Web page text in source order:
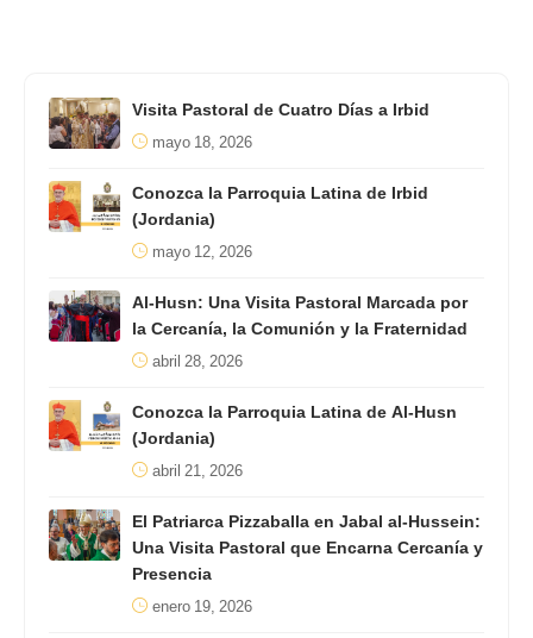
Visita Pastoral de Cuatro Días a Irbid
mayo 18, 2026
Conozca la Parroquia Latina de Irbid
(Jordania)
mayo 12, 2026
Al-Husn: Una Visita Pastoral Marcada por
la Cercanía, la Comunión y la Fraternidad
abril 28, 2026
Conozca la Parroquia Latina de Al-Husn
(Jordania)
abril 21, 2026
El Patriarca Pizzaballa en Jabal al-Hussein:
Una Visita Pastoral que Encarna Cercanía y
Presencia
enero 19, 2026